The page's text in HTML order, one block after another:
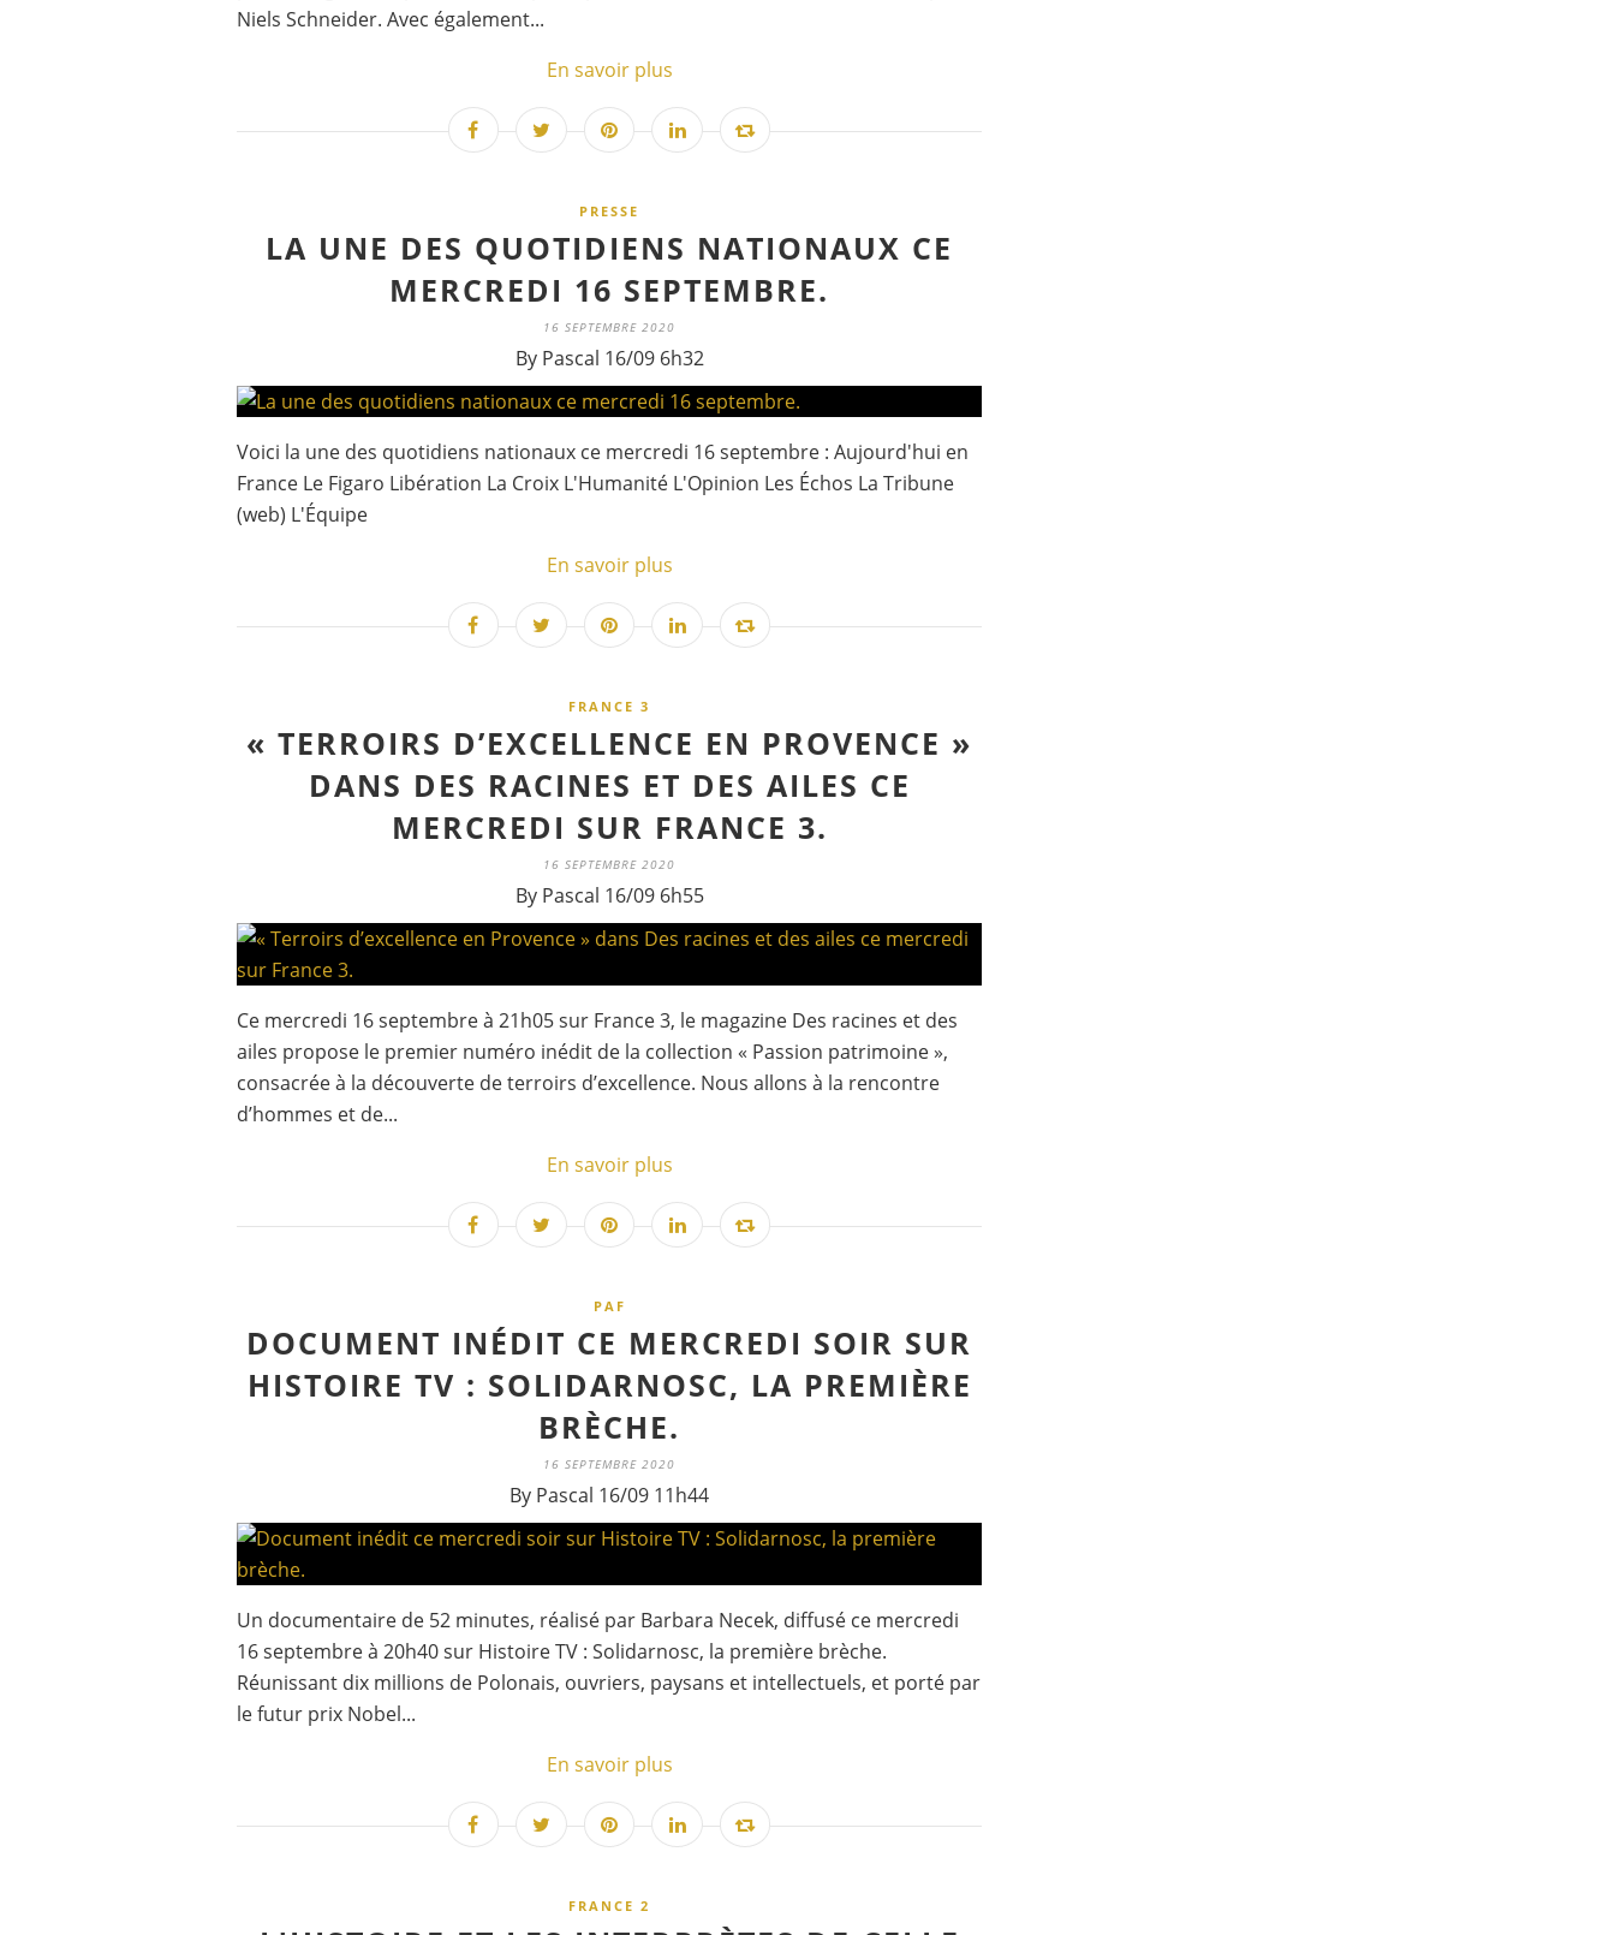
Niels Schneider. Avec également...
En savoir plus
PRESSE
LA UNE DES QUOTIDIENS NATIONAUX CE
MERCREDI 16 SEPTEMBRE.
16 SEPTEMBRE 2020
By Pascal 16/09 6h32
Voici la une des quotidiens nationaux ce mercredi 16 septembre : Aujourd'hui en
France Le Figaro Libération La Croix L'Humanité L'Opinion Les Échos La Tribune
(web) L'Équipe
En savoir plus
FRANCE 3
« TERROIRS D’EXCELLENCE EN PROVENCE »
DANS DES RACINES ET DES AILES CE
MERCREDI SUR FRANCE 3.
16 SEPTEMBRE 2020
By Pascal 16/09 6h55
Ce mercredi 16 septembre à 21h05 sur France 3, le magazine Des racines et des
ailes propose le premier numéro inédit de la collection « Passion patrimoine »,
consacrée à la découverte de terroirs d’excellence. Nous allons à la rencontre
d’hommes et de...
En savoir plus
PAF
DOCUMENT INÉDIT CE MERCREDI SOIR SUR
HISTOIRE TV : SOLIDARNOSC, LA PREMIÈRE
BRÈCHE.
16 SEPTEMBRE 2020
By Pascal 16/09 11h44
Un documentaire de 52 minutes, réalisé par Barbara Necek, diffusé ce mercredi
16 septembre à 20h40 sur Histoire TV : Solidarnosc, la première brèche.
Réunissant dix millions de Polonais, ouvriers, paysans et intellectuels, et porté par
le futur prix Nobel...
En savoir plus
FRANCE 2